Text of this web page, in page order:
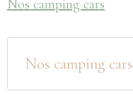
Nos camping cars
Nos camping cars